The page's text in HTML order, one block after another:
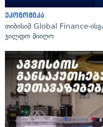
ეკონომიკა
თიბისიმ Global Finance-
ჯილდო მიიღო